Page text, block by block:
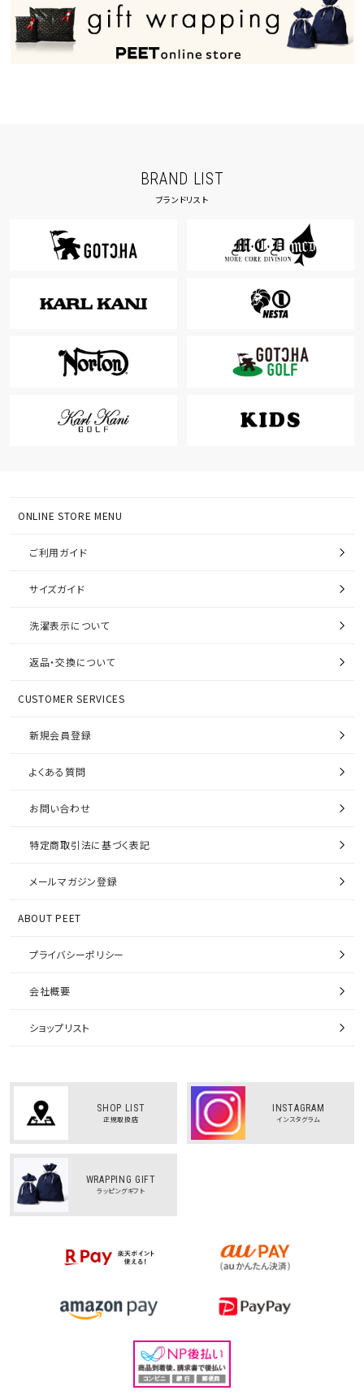
BRAND LIST
ブランドリスト
ONLINE STORE MENU
ご利用ガイド
サイズガイド
洗濯表示について
返品・交換について
CUSTOMER SERVICES
新規会員登録
よくある質問
お問い合わせ
特定商取引法に基づく表記
メールマガジン登録
ABOUT PEET
プライバシーポリシー
会社概要
ショップリスト
SHOP LIST
正規取扱店
INSTAGRAM
インスタグラム
WRAPPING GIFT
ラッピングギフト